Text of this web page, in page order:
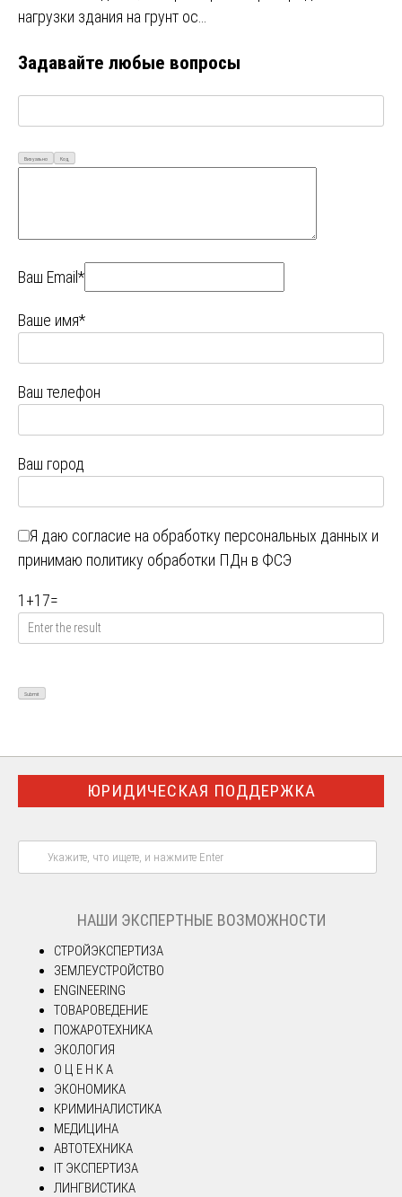
нагрузки здания на грунт ос…
Задавайте любые вопросы
Визуально Код
Ваш Email*
Ваше имя*
Ваш телефон
Ваш город
Я даю согласие на обработку персональных данных и
принимаю политику обработки ПДн в ФСЭ
1 +17=
ЮРИДИЧЕСКАЯ ПОДДЕРЖКА
НАШИ ЭКСПЕРТНЫЕ ВОЗМОЖНОСТИ
СТРОЙЭКСПЕРТИЗА
ЗЕМЛЕУСТРОЙСТВО
ENGINEERING
ТОВАРОВЕДЕНИЕ
ПОЖАРОТЕХНИКА
ЭКОЛОГИЯ
О Ц Е Н К А
ЭКОНОМИКА
КРИМИНАЛИСТИКА
МЕДИЦИНА
АВТОТЕХНИКА
IT ЭКСПЕРТИЗА
ЛИНГВИСТИКА